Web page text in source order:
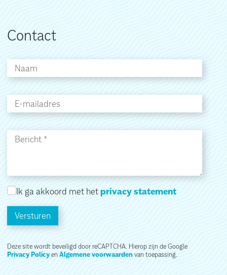
Contact
Ik ga akkoord met hetprivacy statement
Versturen
Deze site wordt beveiligd door reCAPTCHA. Hierop zijn de Google
Privacy PolicyenAlgemene voorwaardenvan toepassing.